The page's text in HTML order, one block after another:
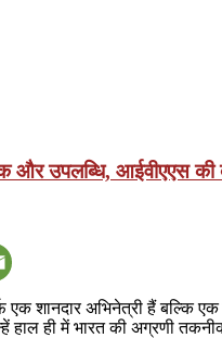
और उपलब्धि, आईवीएएस की
एक शानदार अभिनेत्री हैं बल्कि
हाल ही में भारत की अग्रणी